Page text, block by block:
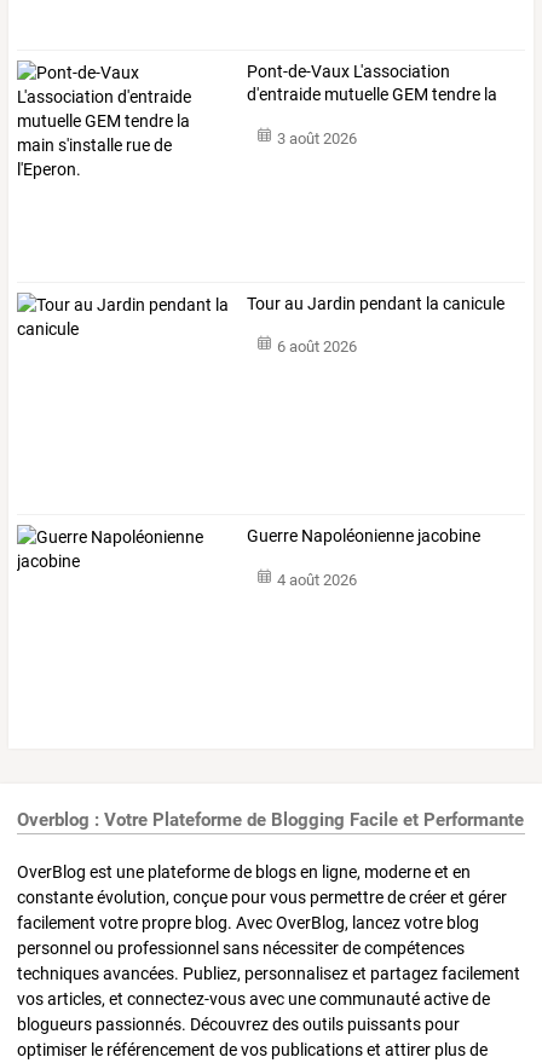
Pont-de-Vaux L'association
d'entraide mutuelleGEM tendre la
3 août 2026
Tour au Jardin pendant la canicule
6 août 2026
Guerre Napoléonienne jacobine
4 août 2026
Overblog : Votre Plateforme de Blogging Facile et Performante
OverBlog est une plateforme de blogs en ligne, moderne et en
constante évolution, conçue pour vous permettre de créer et gérer
facilement votre propre blog. Avec OverBlog, lancez votre blog
personnel ou professionnel sans nécessiter de compétences
techniques avancées. Publiez, personnalisez et partagez facilement
vos articles, et connectez-vous avec une communauté active de
blogueurs passionnés. Découvrez des outils puissants pour
optimiser le référencement de vos publications et attirer plus de